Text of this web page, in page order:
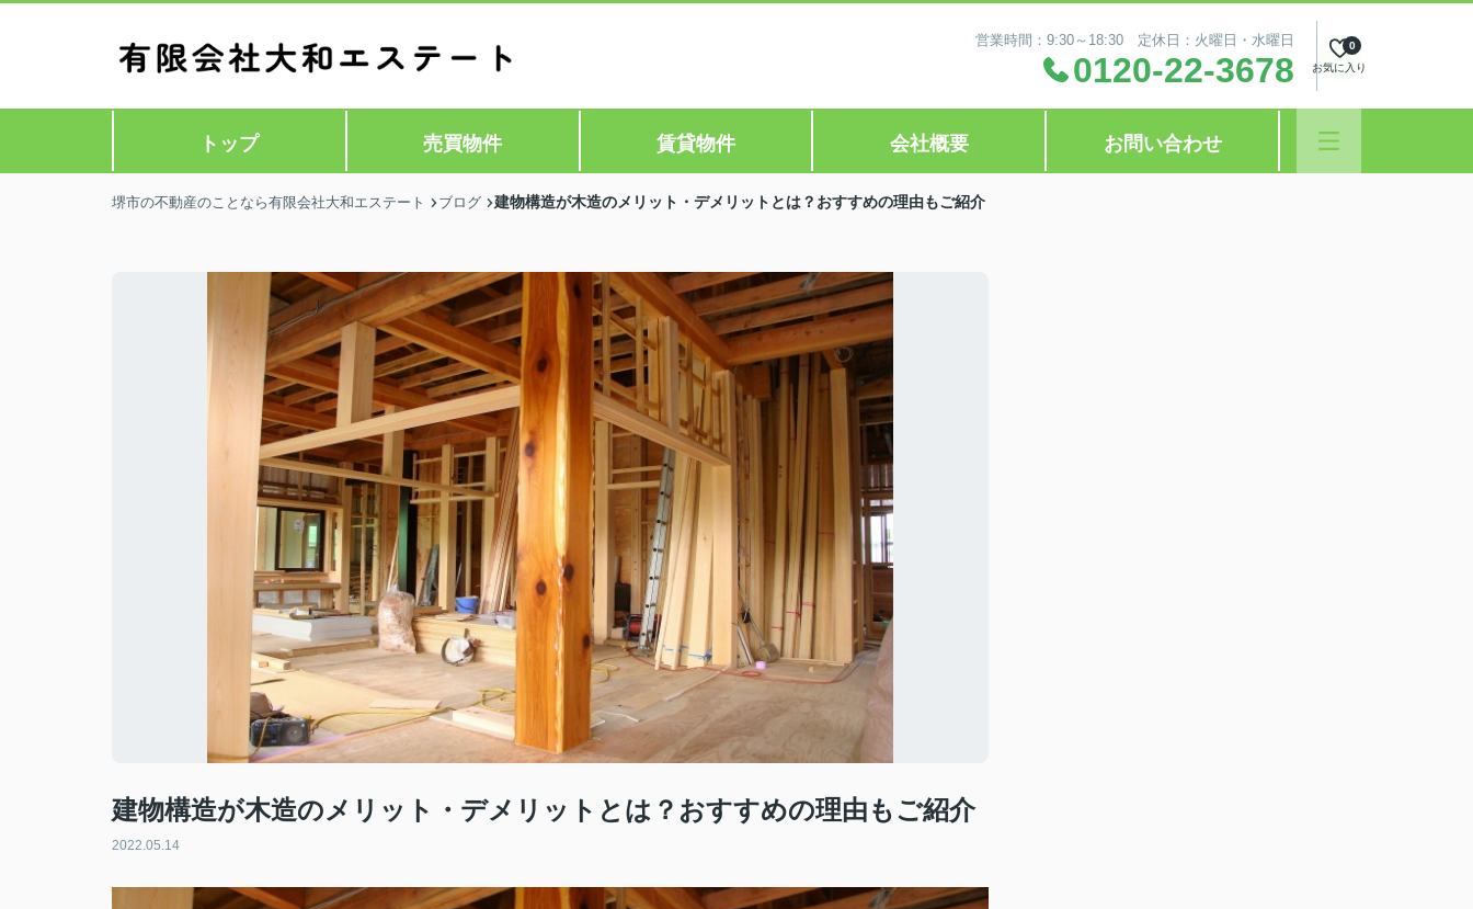
営業時間：9:30～18:30 定休日：火曜日・水曜日
0120-22-3678 お気に入り
0
トップ 売買物件 賃貸物件 会社概要 お問い合わせ
堺市の不動産のことなら有限会社大和エステート ブログ 建物構造が木造のメリット・デメリットとは？おすすめの理由もご紹介
建物構造が木造のメリット・デメリットとは？おすすめの理由もご紹介
2022.05.14